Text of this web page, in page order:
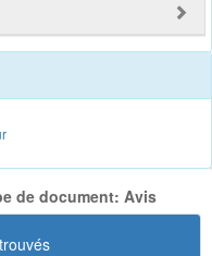
de document: Avis